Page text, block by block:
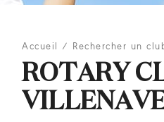
Accueil / Rechercher un
ROTARY